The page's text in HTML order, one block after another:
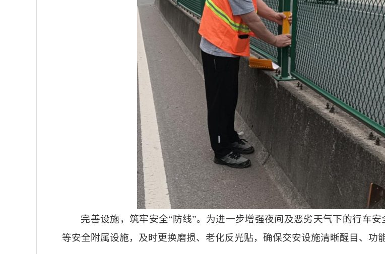
完善设施，筑牢安全“防线”。为进一步增强夜间及恶劣天气下的行车
等安全附属设施，及时更换磨损、老化反光贴，确保交安设施清晰醒目、功